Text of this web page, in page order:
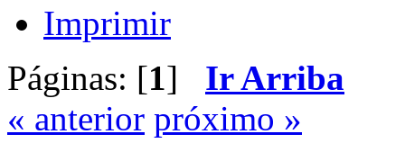
Imprimir
Páginas: [1] Ir Arriba
« anterior próximo »